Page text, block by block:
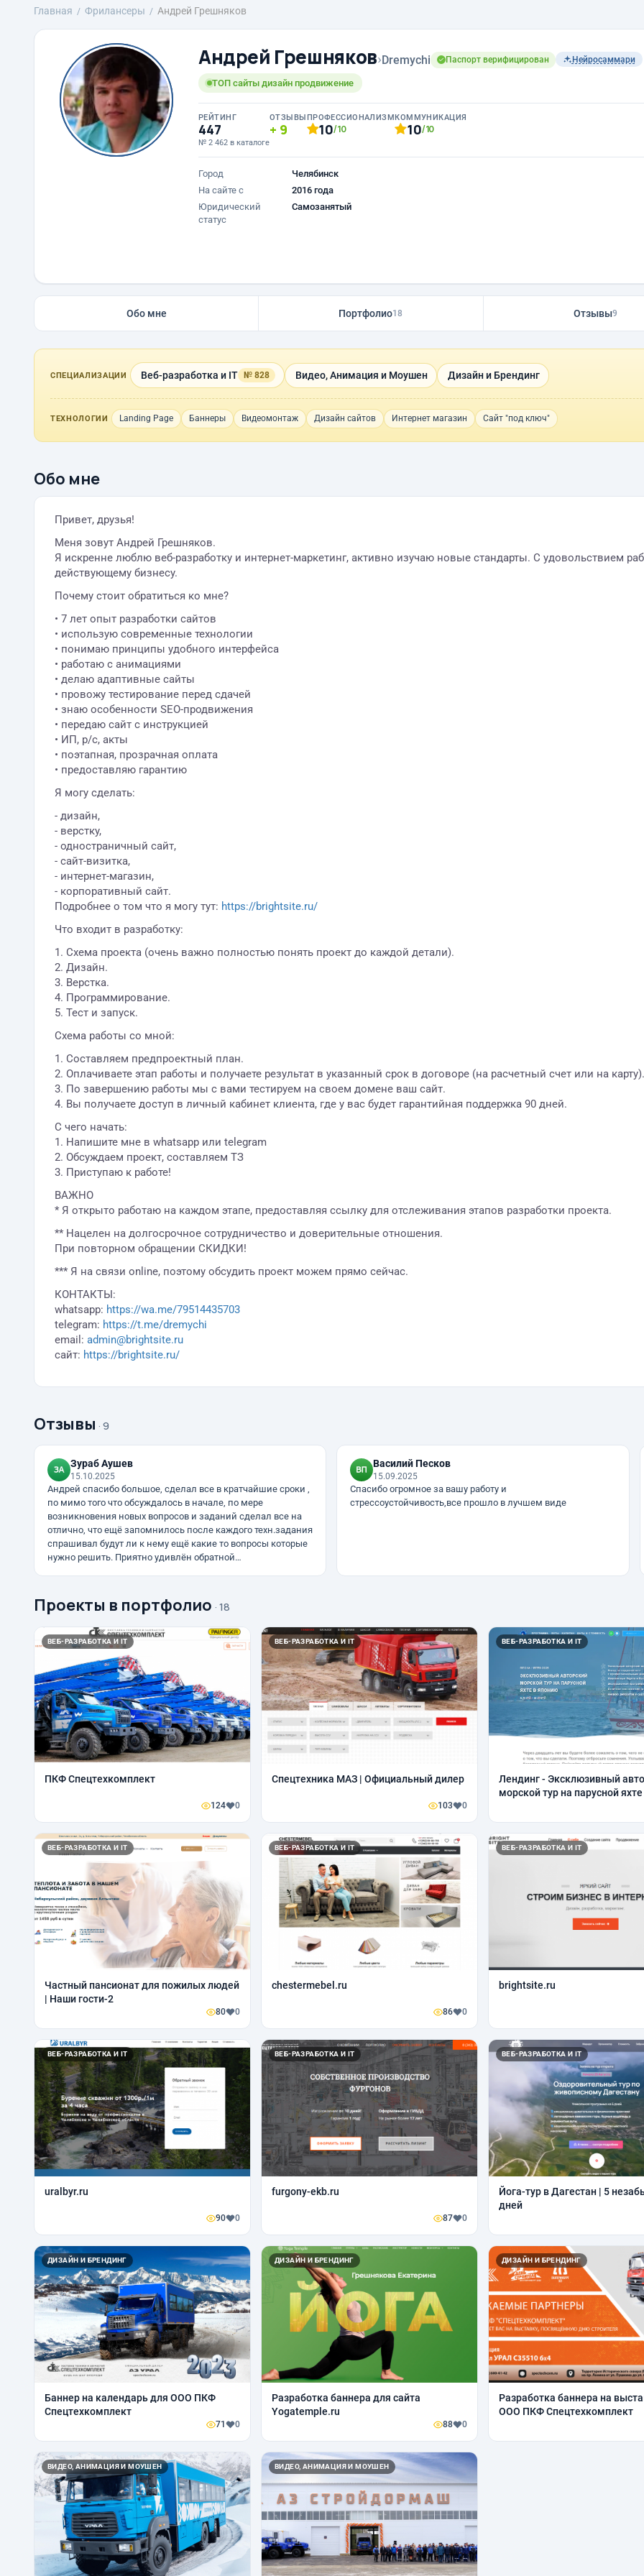
Главная Фрилансеры Андрей Грешняков
Андрей Грешняков›Dremychi Паспорт верифицирован Нейросаммари
ТОП сайты дизайн продвижение
РЕЙТИНГ
447
№ 2 462 в каталоге
ОТЗЫВЫ
9
ПРОФЕССИОНАЛИЗМ
10/10
КОММУНИКАЦИЯ
10/10
Город
Челябинск
На сайте с
2016 года
Юридический
статус
Самозанятый
Обо мне Портфолио18 Отзывы9
СПЕЦИАЛИЗАЦИИ Веб-разработка и IT № 828 Видео, Анимация и Моушен Дизайн и Брендинг
ТЕХНОЛОГИИ Landing Page Баннеры Видеомонтаж Дизайн сайтов Интернет магазин Сайт "под ключ"
Обо мне
Привет, друзья!
Меня зовут Андрей Грешняков.
Я искренне люблю веб-разработку и интернет-маркетинг, активно изучаю новые стандарты. С удовольствием
действующему бизнесу.
Почему стоит обратиться ко мне?
• 7 лет опыт разработки сайтов
• использую современные технологии
• понимаю принципы удобного интерфейса
• работаю с анимациями
• делаю адаптивные сайты
• провожу тестирование перед сдачей
• знаю особенности SEO-продвижения
• передаю сайт с инструкцией
• ИП, р/с, акты
• поэтапная, прозрачная оплата
• предоставляю гарантию
Я могу сделать:
- дизайн,
- верстку,
- одностраничный сайт,
- сайт-визитка,
- интернет-магазин,
- корпоративный сайт.
Подробнее о том что я могу тут: https://brightsite.ru/
Что входит в разработку:
1. Схема проекта (очень важно полностью понять проект до каждой детали).
2. Дизайн.
3. Верстка.
4. Программирование.
5. Тест и запуск.
Схема работы со мной:
1. Составляем предпроектный план.
2. Оплачиваете этап работы и получаете результат в указанный срок в договоре (на расчетный счет или на карту).
3. По завершению работы мы с вами тестируем на своем домене ваш сайт.
4. Вы получаете доступ в личный кабинет клиента, где у вас будет гарантийная поддержка 90 дней.
С чего начать:
1. Напишите мне в whatsapp или telegram
2. Обсуждаем проект, составляем ТЗ
3. Приступаю к работе!
ВАЖНО
* Я открыто работаю на каждом этапе, предоставляя ссылку для отслеживания этапов разработки проекта.
** Нацелен на долгосрочное сотрудничество и доверительные отношения.
При повторном обращении СКИДКИ!
*** Я на связи online, поэтому обсудить проект можем прямо сейчас.
КОНТАКТЫ:
whatsapp: https://wa.me/79514435703
telegram: https://t.me/dremychi
email: admin@brightsite.ru
сайт: https://brightsite.ru/
Отзывы · 9
Зураб Аушев
15.10.2025
Андрей спасибо большое, сделал все в кратчайшие сроки ,
по мимо того что обсуждалось в начале, по мере
возникновения новых вопросов и заданий сделал все на
отлично, что ещё запомнилось после каждого техн.задания
спрашивал будут ли к нему ещё какие то вопросы которые
нужно решить. Приятно удивлён обратной…
Василий Песков
15.09.2025
Спасибо огромное за вашу работу и
стрессоустойчивость,все прошло в лучшем виде
Проекты в портфолио · 18
ВЕБ-РАЗРАБОТКА И IT
ПКФ Спецтехкомплект
124 0
ВЕБ-РАЗРАБОТКА И IT
Спецтехника МАЗ | Официальный дилер
103 0
ВЕБ-РАЗРАБОТКА И IT
Лендинг - Эксклюзивный
морской тур на парусной
ВЕБ-РАЗРАБОТКА И IT
Частный пансионат для пожилых людей
| Наши гости-2
80 0
ВЕБ-РАЗРАБОТКА И IT
chestermebel.ru
86 0
ВЕБ-РАЗРАБОТКА И IT
brightsite.ru
ВЕБ-РАЗРАБОТКА И IT
uralbyr.ru
90 0
ВЕБ-РАЗРАБОТКА И IT
furgony-ekb.ru
87 0
ВЕБ-РАЗРАБОТКА И IT
Йога-тур в Дагестан | 5
дней
ДИЗАЙН И БРЕНДИНГ
Баннер на календарь для ООО ПКФ
Спецтехкомплект
71 0
ДИЗАЙН И БРЕНДИНГ
Разработка баннера для сайта
Yogatemple.ru
88 0
ДИЗАЙН И БРЕНДИНГ
Разработка баннера на
ООО ПКФ Спецтехкомплект
ВИДЕО, АНИМАЦИЯ И МОУШЕН ВИДЕО, АНИМАЦИЯ И МОУШЕН